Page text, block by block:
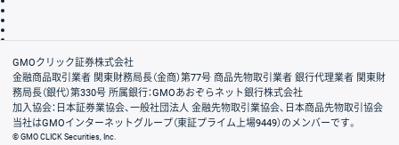
会社案内
GMOクリック証券株式会社
金融商品取引業者 関東財務局長（金商）第77号 商品先物取引業者 銀行代理業者 関東財
務局長（銀代）第330号 所属銀行：GMOあおぞらネット銀行株式会社
加入協会：日本証券業協会、一般社団法人 金融先物取引業協会、日本商品先物取引協会
当社はGMOインターネットグループ（東証プライム上場9449）のメンバーです。
© GMO CLICK Securities, Inc.